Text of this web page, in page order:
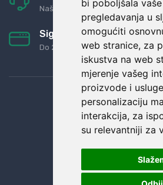
bi poboljšala
pregledavanja u
omogućiti
web stranice, za
iskustva na web
mjerenje vašeg
proizvode i
personalizaciju
interakcija, za
su relevantniji za
Naši agenti uvijek na raspolaganju
Sigurno obročno plaćanje
Do 24 rata bez kamata